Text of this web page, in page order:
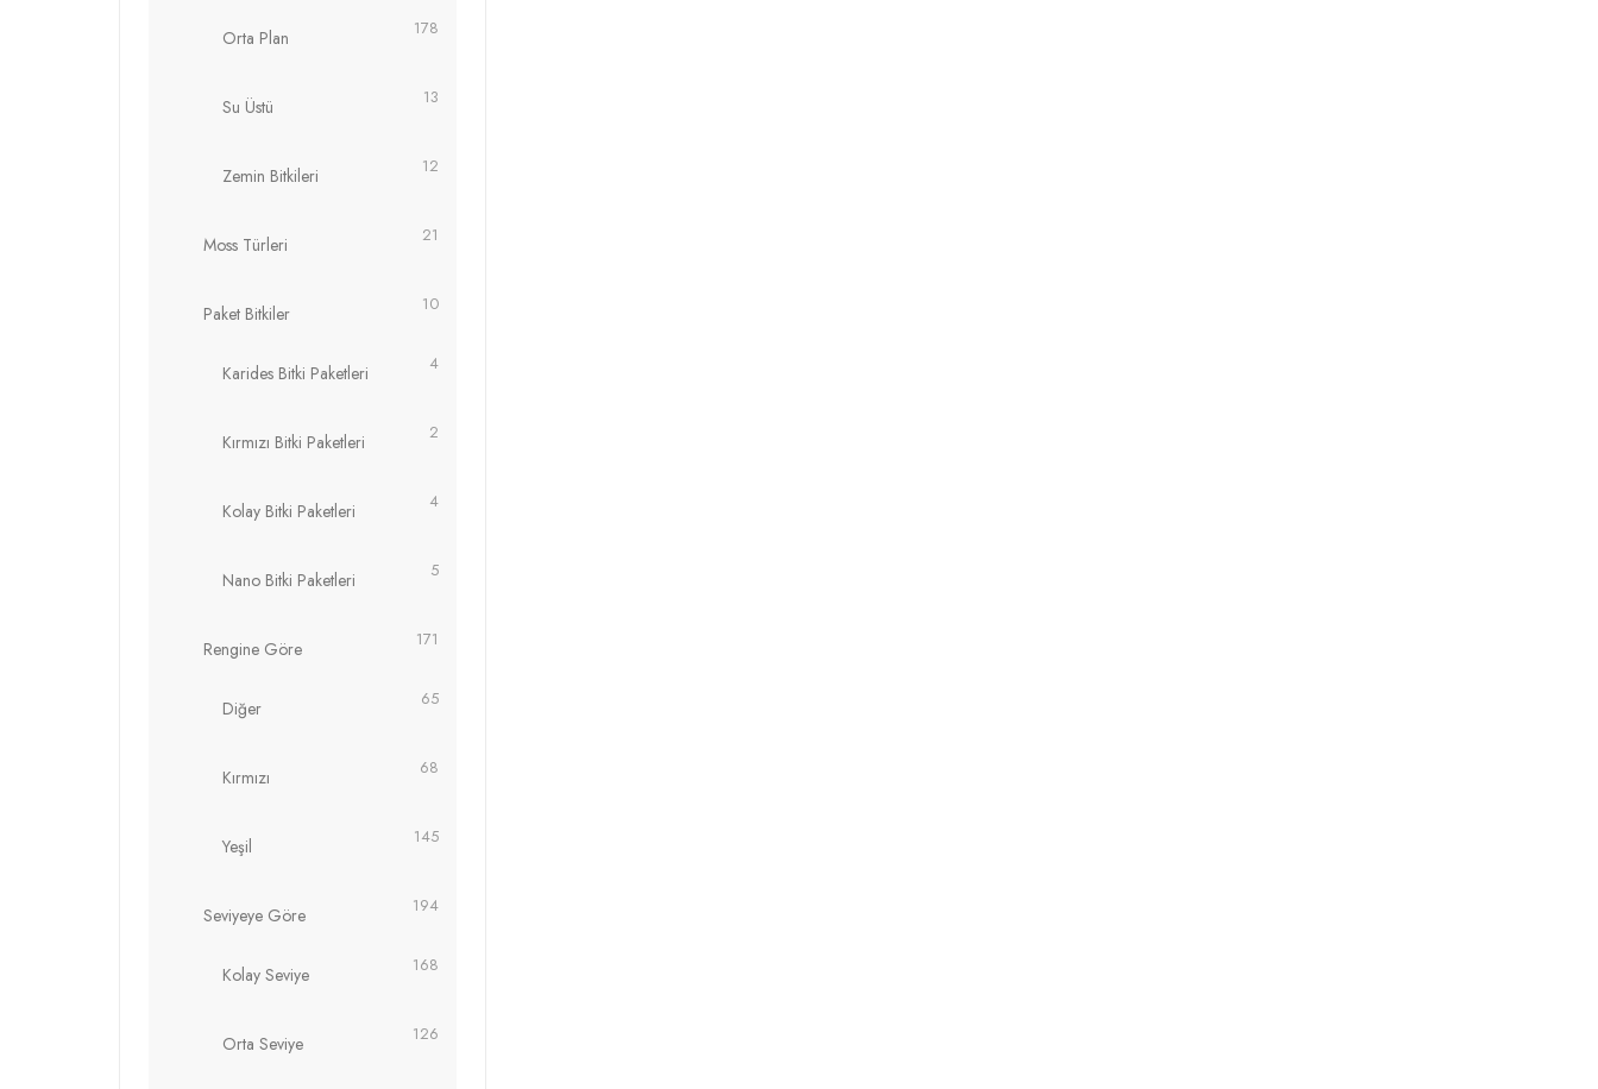
Orta Plan 178
Su Üstü 13
Zemin Bitkileri 12
Moss Türleri 21
Paket Bitkiler 10
Karides Bitki Paketleri 4
Kırmızı Bitki Paketleri 2
Kolay Bitki Paketleri 4
Nano Bitki Paketleri 5
Rengine Göre 171
Diğer 65
Kırmızı 68
Yeşil 145
Seviyeye Göre 194
Kolay Seviye 168
Orta Seviye 126